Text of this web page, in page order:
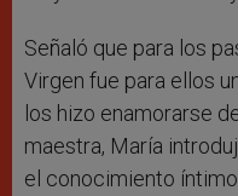
Señaló que para los
Virgen fue para ellos
los hizo enamorarse
maestra, María
el conocimiento